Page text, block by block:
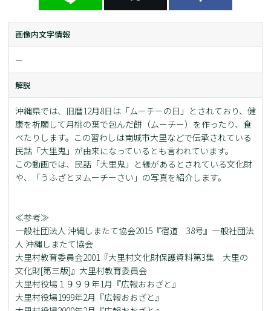
画像内文字情報
ー
解説
沖縄県では、旧暦12月8日は「ムーチーの日」とされており、健
康を祈願して月桃の葉で包んだ餅（ムーチー）を作ったり、食
べたりします。この習わしは南城市大里などで伝承されている
民話「大里鬼」が由来になっているとも言われています。
この動画では、民話「大里鬼」と縁があるとされている文化財
や、「うふざとヌムーチーさい」の写真を紹介します。
≪参考≫
一般社団法人 沖縄しまたて協会2015『宿道 38号』一般社団法
人 沖縄しまたて協会
大里村教育委員会2001『大里村文化財保護資料第3集 大里の
文化財[第三版]』大里村教育委員会
大里村役場１９９９年1月『広報おおざと』
大里村役場1999年2月『広報おおざと』